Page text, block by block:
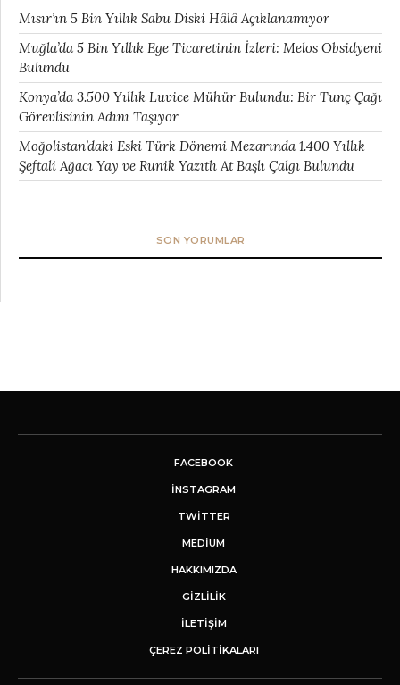
Mısır’ın 5 Bin Yıllık Sabu Diski Hâlâ Açıklanamıyor
Muğla’da 5 Bin Yıllık Ege Ticaretinin İzleri: Melos Obsidyeni
Bulundu
Konya’da 3.500 Yıllık Luvice Mühür Bulundu: Bir Tunç Çağı
Görevlisinin Adını Taşıyor
Moğolistan’daki Eski Türk Dönemi Mezarında 1.400 Yıllık
Şeftali Ağacı Yay ve Runik Yazıtlı At Başlı Çalgı Bulundu
SON YORUMLAR
FACEBOOK
INSTAGRAM
TWITTER
MEDIUM
HAKKIMIZDA
GİZLİLİK
İLETIŞIM
ÇEREZ POLITIKALARI